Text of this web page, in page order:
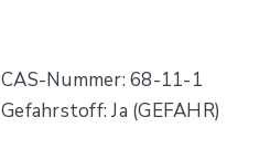
CAS-Nummer: 68-11-1
Gefahrstoff: Ja (GEFAHR)